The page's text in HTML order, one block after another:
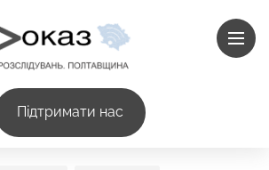
Підтримати нас